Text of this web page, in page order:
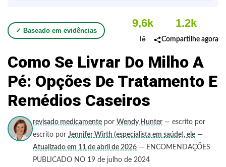
✓ Baseado em evidências
9,6k
lê
1.2k
Compartilhe agora
Como Se Livrar Do Milho A
Pé: Opções De Tratamento E
Remédios Caseiros
revisado medicamente por Wendy Hunter — escrito por
escrito por Jennifer Wirth (especialista em saúde), ele —
Atualizado em 11 de abril de 2026 — ENCOMENDAÇÕES
PUBLICADO NO 19 de julho de 2024